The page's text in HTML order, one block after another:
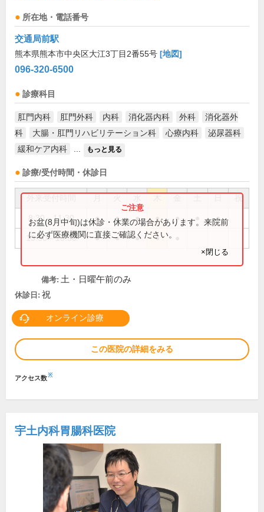
所在地・電話番号
交通局前駅
熊本県熊本市中央区大江3丁目2番55号 [地図]
096-320-6500
診療科目
肛門内科 肛門外科 内科 消化器内科 外科
消化器外
科
大腸・肛門リハビリテーション科 心療内科
泌尿器科
緩和ケア内科
もっと見る
診療/受付時間・休診日
祝
8:30～11:30 ● ● ● ● ● ●
13:30～16:30 ● ● ● ●
お盆(8月中旬)は休診・休業の場合があります。来院前
に必ず医療機関に直接ご確認ください。
×閉じる
備考: 土・日曜午前のみ
休診日: 祝
オンライン診療
この医院の詳細をみる
アクセス数※
宇土内科胃腸科医院